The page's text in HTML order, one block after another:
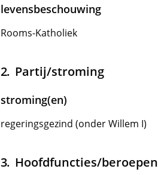
levensbeschouwing
Rooms-Katholiek
Partij/stroming
stroming(en)
regeringsgezind (onder Willem I)
Hoofdfuncties/beroepen